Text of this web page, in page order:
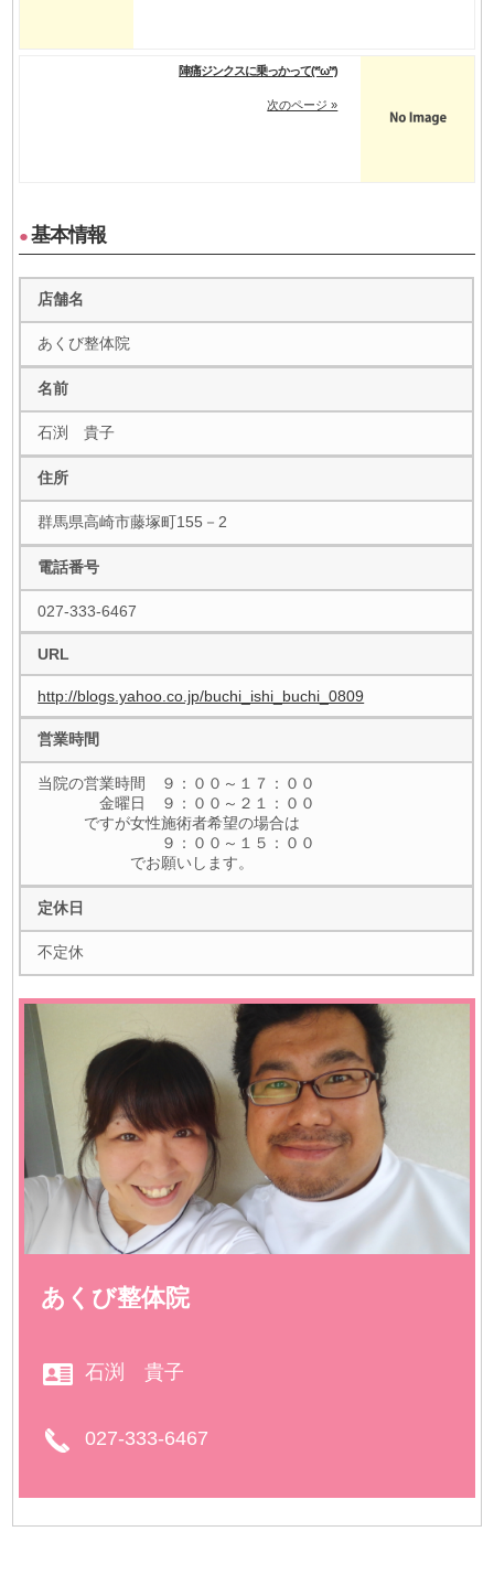
陣痛ジンクスに乗っかって(*’ω’*)
次のページ »
●基本情報
店舗名
あくび整体院
名前
石渕 貴子
住所
群馬県高崎市藤塚町155－2
電話番号
027-333-6467
URL
http://blogs.yahoo.co.jp/buchi_ishi_buchi_0809
営業時間
当院の営業時間 ９：００～１７：００
金曜日 ９：００～２１：００
ですが女性施術者希望の場合は
９：００～１５：００
でお願いします。
定休日
不定休
あくび整体院
石渕 貴子
027-333-6467